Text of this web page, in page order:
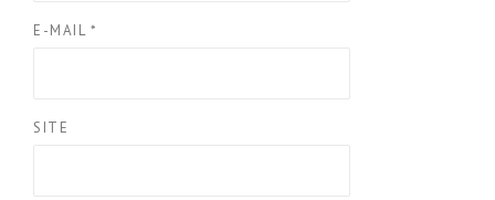
E-MAIL *
SITE